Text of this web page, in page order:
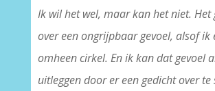
Ik wil het wel, maar kan het niet. Het
over een ongrijpbaar gevoel, alsof ik
omheen cirkel. En ik kan dat gevoel
uitleggen door er een gedicht over te